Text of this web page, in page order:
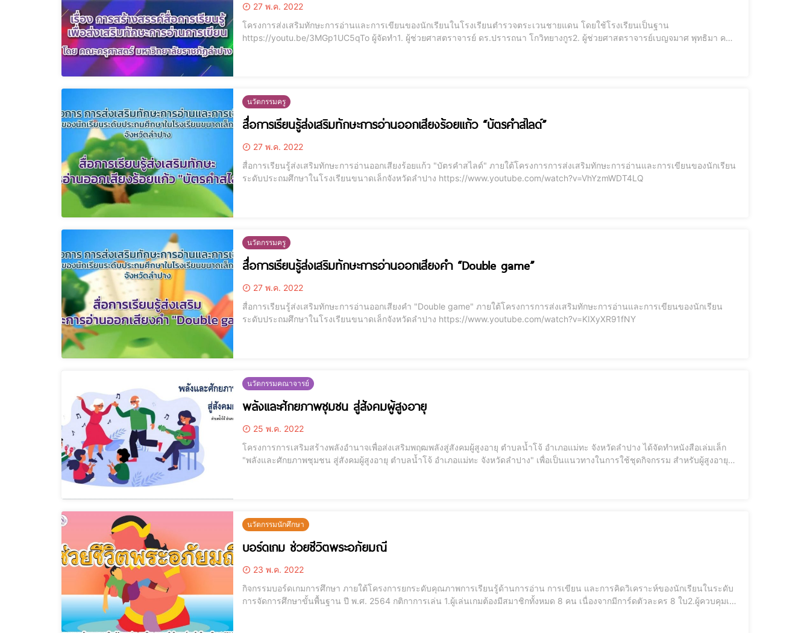
27 พ.ค. 2022
โครงการส่งเสริมทักษะการอ่านและการเขียนของนักเรียนในโรงเรียนตำรวจตระเวนชายแดน โดยใช้โรงเรียนเป็นฐาน
https://youtu.be/3MGp1UC5qTo ผู้จัดทำ1. ผู้ช่วยศาสตราจารย์ ดร.ปรารถนา โกวิทยางกูร2. ผู้ช่วยศาสตราจารย์เบญจมาศ พุทธิมา คณะ
นวัตกรรมครู
สื่อการเรียนรู้ส่งเสริมทักษะการอ่านออกเสียงร้อยแก้ว “บัตรคำสไลด์”
27 พ.ค. 2022
สื่อการเรียนรู้ส่งเสริมทักษะการอ่านออกเสียงร้อยแก้ว "บัตรคำสไลด์" ภายใต้โครงการการส่งเสริมทักษะการอ่านและการเขียนของนักเรียน
ระดับประถมศึกษาในโรงเรียนขนาดเล็กจังหวัดลำปาง https://www.youtube.com/watch?v=VhYzmWDT4LQ
นวัตกรรมครู
สื่อการเรียนรู้ส่งเสริมทักษะการอ่านออกเสียงคำ “Double game”
27 พ.ค. 2022
สื่อการเรียนรู้ส่งเสริมทักษะการอ่านออกเสียงคำ "Double game" ภายใต้โครงการการส่งเสริมทักษะการอ่านและการเขียนของนักเรียน
ระดับประถมศึกษาในโรงเรียนขนาดเล็กจังหวัดลำปาง https://www.youtube.com/watch?v=KIXyXR91fNY
นวัตกรรมคณาจารย์
พลังและศักยภาพชุมชน สู่สังคมผู้สูงอายุ
25 พ.ค. 2022
โครงการการเสริมสร้างพลังอำนาจเพื่อส่งเสริมพฤฒพลังสู่สังคมผู้สูงอายุ ตำบลน้ำโจ้ อำเภอแม่ทะ จังหวัดลำปาง ได้จัดทำหนังสือเล่มเล็ก
"พลังและศักยภาพชุมชน สู่สังคมผู้สูงอายุ ตำบลน้ำโจ้ อำเภอแม่ทะ จังหวัดลำปาง" เพื่อเป็นแนวทางในการใช้ชุดกิจกรรม สำหรับผู้สูงอายุ
นวัตกรรมนักศึกษา
บอร์ดเกม ช่วยชีวิตพระอภัยมณี
23 พ.ค. 2022
กิจกรรมบอร์ดเกมการศึกษา ภายใต้โครงการยกระดับคุณภาพการเรียนรู้ด้านการอ่าน การเขียน และการคิดวิเคราะห์ของนักเรียนในระดับ
การจัดการศึกษาขั้นพื้นฐาน ปี พ.ศ. 2564 กติกาการเล่น 1.ผู้เล่นเกมต้องมีสมาชิกทั้งหมด 8 คน เนื่องจากมีการ์ดตัวละคร 8 ใบ2.ผู้ควบคุมเกม